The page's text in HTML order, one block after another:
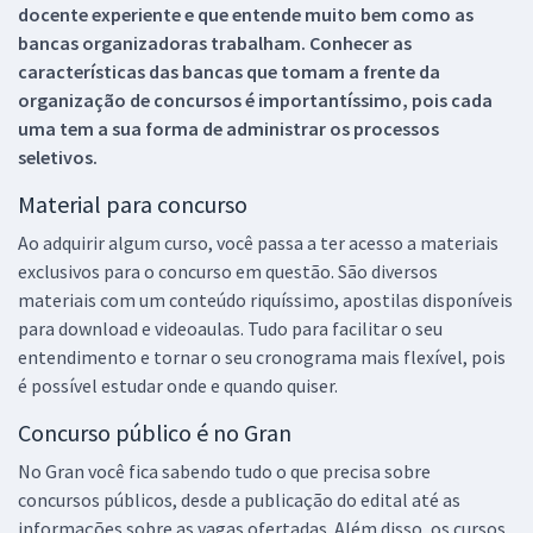
docente experiente e que entende muito bem como as
bancas organizadoras trabalham. Conhecer as
características das bancas que tomam a frente da
organização de concursos é importantíssimo, pois cada
uma tem a sua forma de administrar os processos
seletivos.
Material para concurso
Ao adquirir algum curso, você passa a ter acesso a materiais
exclusivos para o concurso em questão. São diversos
materiais com um conteúdo riquíssimo, apostilas disponíveis
para download e videoaulas. Tudo para facilitar o seu
entendimento e tornar o seu cronograma mais flexível, pois
é possível estudar onde e quando quiser.
Concurso público é no Gran
No Gran você fica sabendo tudo o que precisa sobre
concursos públicos, desde a publicação do edital até as
informações sobre as vagas ofertadas. Além disso, os cursos